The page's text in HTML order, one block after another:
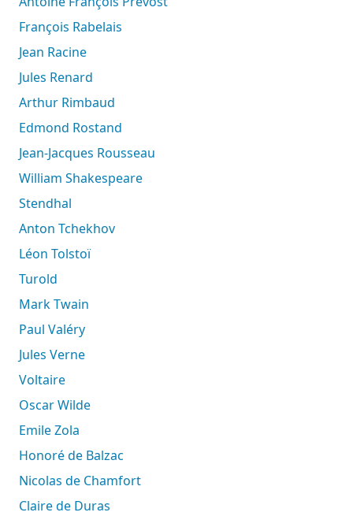
François Rabelais
Jean Racine
Jules Renard
Arthur Rimbaud
Edmond Rostand
Jean-Jacques Rousseau
William Shakespeare
Stendhal
Anton Tchekhov
Léon Tolstoï
Turold
Mark Twain
Paul Valéry
Jules Verne
Voltaire
Oscar Wilde
Emile Zola
Honoré de Balzac
Nicolas de Chamfort
Claire de Duras